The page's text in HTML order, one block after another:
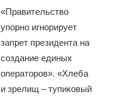
«Правительство
упорно игнорирует
запрет президента на
создание единых
операторов». «Хлеба
и зрелищ – тупиковый